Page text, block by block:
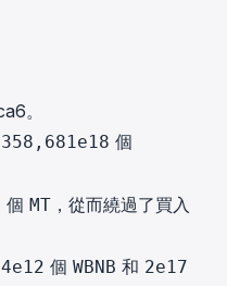
。
個
個 MT ，從而繞過了買入
4e12 個 WBNB 和 2e17